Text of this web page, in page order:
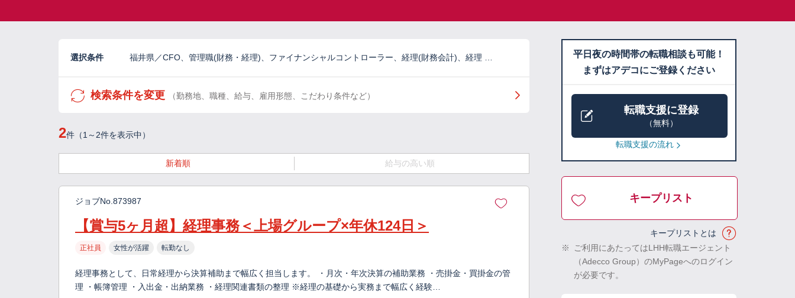
選択条件 福井県／CFO、管理職(財務・経理)、ファイナンシャルコントローラー、経理(財務会計)、経理 …
検索条件を変更 （勤務地、職種、給与、雇用形態、こだわり条件など）
2件（1～2件を表示中）
新着順 給与の高い順
ジョブNo.873987
【賞与5ヶ月超】経理事務＜上場グループ×年休124日＞
正社員 女性が活躍 転勤なし
経理事務として、日常経理から決算補助まで幅広く担当します。 ・月次・年次決算の補助業務 ・売掛金・買掛金の管
理 ・帳簿管理 ・入出金・出納業務 ・経理関連書類の整理 ※経理の基礎から実務まで幅広く経験…
平日夜の時間帯の転職相談も可能！
まずはアデコにご登録ください
転職支援に登録
（無料）
転職支援の流れ
キープリスト
キープリストとは
※
ご利用にあたってはLHH転職エージェント
（Adecco Group）のMyPageへのログイン
が必要です。